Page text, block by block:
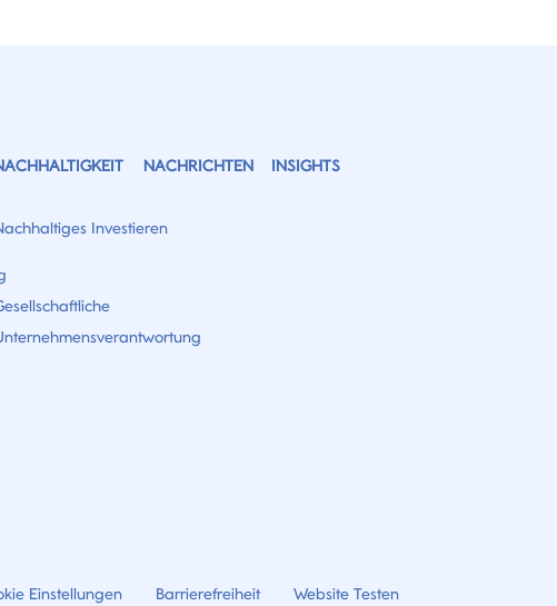
Investieren
NACHRICHTEN INSIGHTS
Einstellungen Barrierefreiheit Website Testen